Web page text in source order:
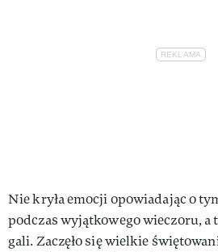
Nie kryła emocji opowiadając o
podczas wyjątkowego wieczoru, a
gali. Zaczęło się wielkie